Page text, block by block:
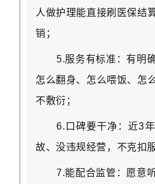
人做护理能直接刷医保结
销；
5.服务有标准：有明
怎么翻身、怎么喂饭、怎
不敷衍；
6. 口碑要干净：近3
故、没违规经营，不克扣
7.能配合监管：愿意